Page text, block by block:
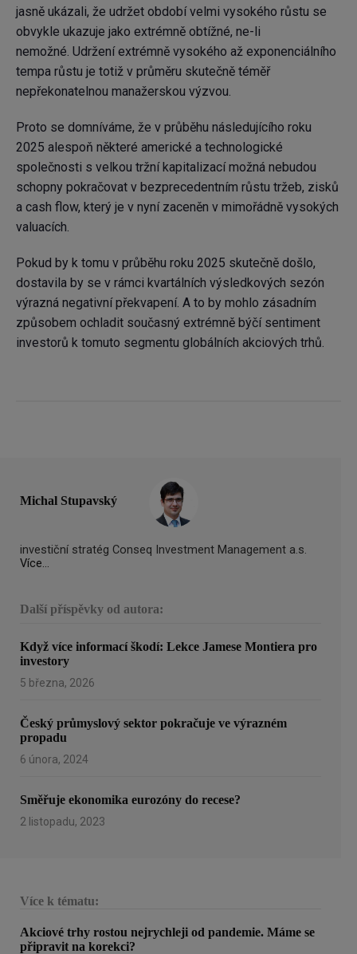
jasně ukázali, že udržet období velmi vysokého růstu se
obvykle ukazuje jako extrémně obtížné, ne-li
nemožné. Udržení extrémně vysokého až exponenciálního
tempa růstu je totiž v průměru skutečně téměř
nepřekonatelnou manažerskou výzvou.
Proto se domníváme, že v průběhu následujícího roku
2025 alespoň některé americké a technologické
společnosti s velkou tržní kapitalizací možná nebudou
schopny pokračovat v bezprecedentním růstu tržeb, zisků
a cash flow, který je v nyní zaceněn v mimořádně vysokých
valuacích.
Pokud by k tomu v průběhu roku 2025 skutečně došlo,
dostavila by se v rámci kvartálních výsledkových sezón
výrazná negativní překvapení. A to by mohlo zásadním
způsobem ochladit současný extrémně býčí sentiment
investorů k tomuto segmentu globálních akciových trhů.
Michal Stupavský
investiční stratég Conseq Investment Management a.s.
Více...
Další příspěvky od autora:
Když více informací škodí: Lekce Jamese Montiera pro
investory
5 března, 2026
Český průmyslový sektor pokračuje ve výrazném
propadu
6 února, 2024
Směřuje ekonomika eurozóny do recese?
2 listopadu, 2023
Více k tématu:
Akciové trhy rostou nejrychleji od pandemie. Máme se
připravit na korekci?